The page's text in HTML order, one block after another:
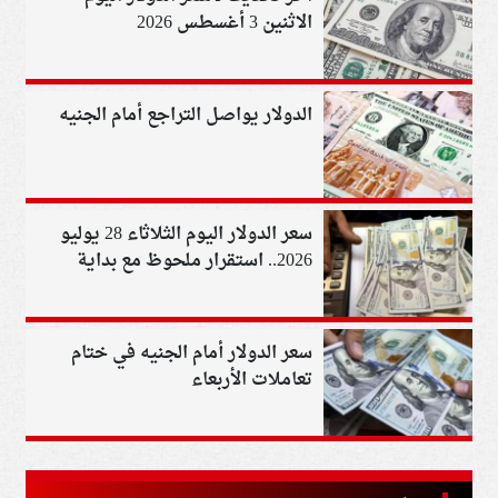
الاثنين 3 أغسطس 2026
الدولار يواصل التراجع أمام الجنيه
سعر الدولار اليوم الثلاثاء 28 يوليو
2026.. استقرار ملحوظ مع بداية
سعر الدولار أمام الجنيه في ختام
تعاملات الأربعاء